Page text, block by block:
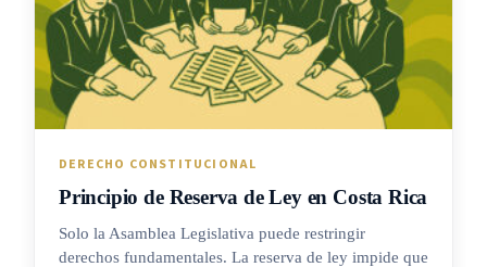
DERECHO CONSTITUCIONAL
Principio de Reserva de Ley en Costa Rica
Solo la Asamblea Legislativa puede restringir
derechos fundamentales. La reserva de ley impide que